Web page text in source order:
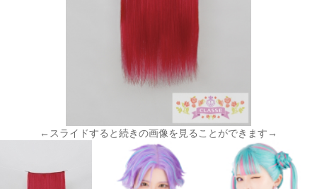
←スライドすると続きの画像を見ることができます→